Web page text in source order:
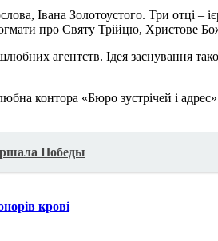
Івана Золотоустого. Три отці –
про Святу Трійцю, Христове
агентств. Ідея заснування
контора «Бюро зустрічей і
Победы
крові